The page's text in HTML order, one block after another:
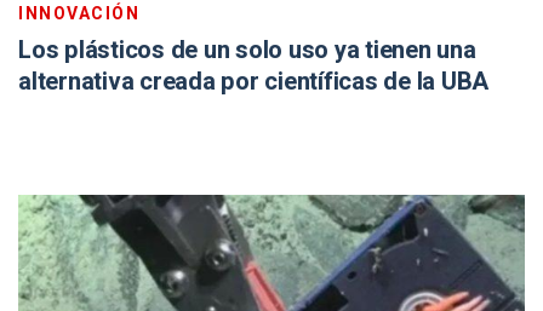
INNOVACIÓN
Los plásticos de un solo uso ya tienen una
alternativa creada por científicas de la UBA